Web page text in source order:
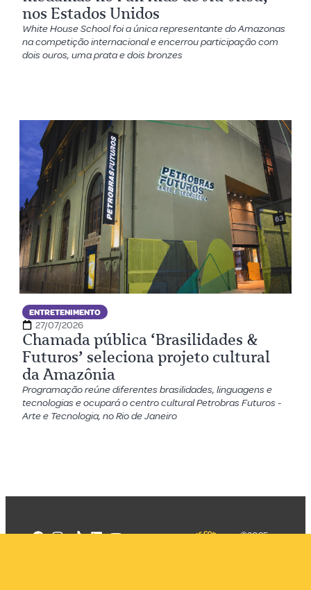
nos Estados Unidos
White House School foi a única representante do Amazonas
na competição internacional e encerrou participação com
dois ouros, uma prata e dois bronzes
ENTRETENIMENTO
27/07/2026
Chamada pública ‘Brasilidades &
Futuros’ seleciona projeto cultural
da Amazônia
Programação reúne diferentes brasilidades, linguagens e
tecnologias e ocupará o centro cultural Petrobras Futuros -
Arte e Tecnologia, no Rio de Janeiro
©2025